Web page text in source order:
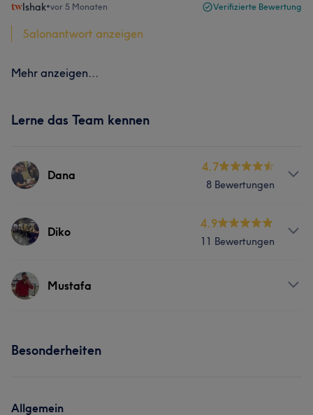
Ishak•vor 5 Monaten Verifizierte Bewertung
Salonantwort anzeigen
Mehr anzeigen...
Lerne das Team kennen
Dana
4.7
8 Bewertungen
Services
Diko
4.9
11 Bewertungen
ServicesMustafa
Besonderheiten
Allgemein